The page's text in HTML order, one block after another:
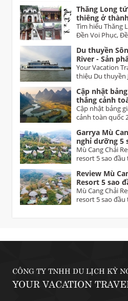
Thăng Long
thiêng ở
Tìm hiểu Thăng
Đền Voi Phục,
Du thuyền
River - Sản
Nội
Your Vacation
thiệu Du thuyền
Cập nhật
thắng cảnh
2026
ticket prices
Cập nhật bảng
cảnh toàn quốc
Garrya Mù
nghỉ dưỡng 5
Mù Cang Chải
resort 5 sao đầu
Review Mù
Resort 5 sao
Chải Yên Bái
Mù Cang Chải
resort 5 sao đầu
CÔNG TY TNHH DU LỊCH KỲ
YOUR VACATION